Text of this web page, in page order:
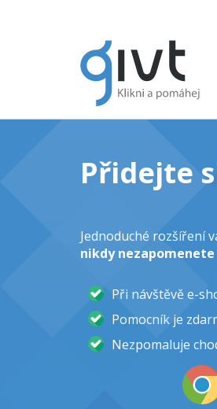
Přidejte
Jednoduché rozšíření
nikdy
Při návštěvě e-
Pomocník je
Nezpomaluje